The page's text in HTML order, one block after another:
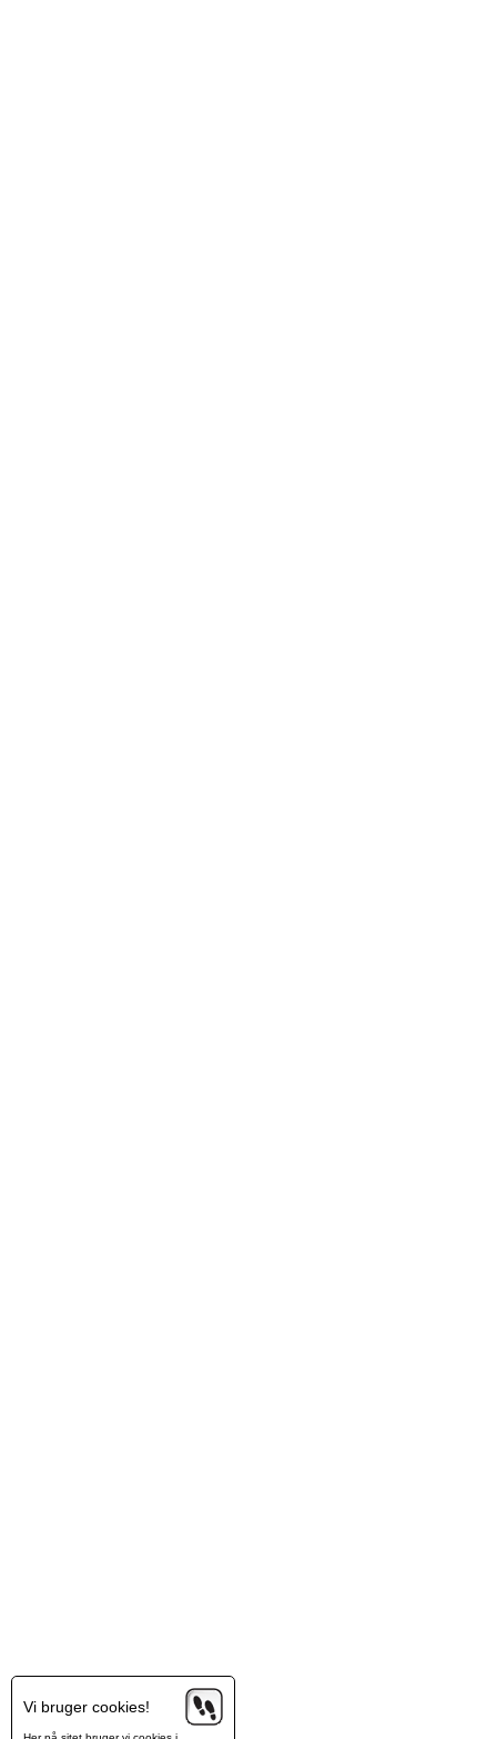
Vi bruger cookies!